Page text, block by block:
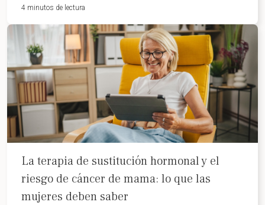
4 minutos de lectura
La terapia de sustitución hormonal y el
riesgo de cáncer de mama: lo que las
mujeres deben saber